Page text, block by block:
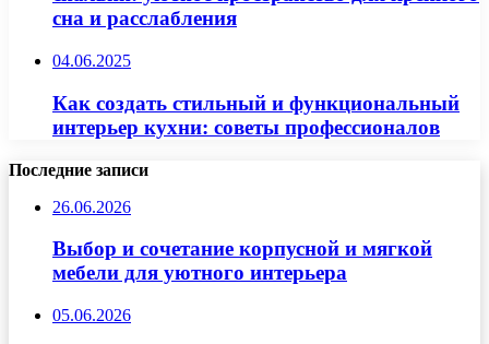
сна и расслабления
04.06.2025
Как создать стильный и функциональный
интерьер кухни: советы профессионалов
Последние записи
26.06.2026
Выбор и сочетание корпусной и мягкой
мебели для уютного интерьера
05.06.2026